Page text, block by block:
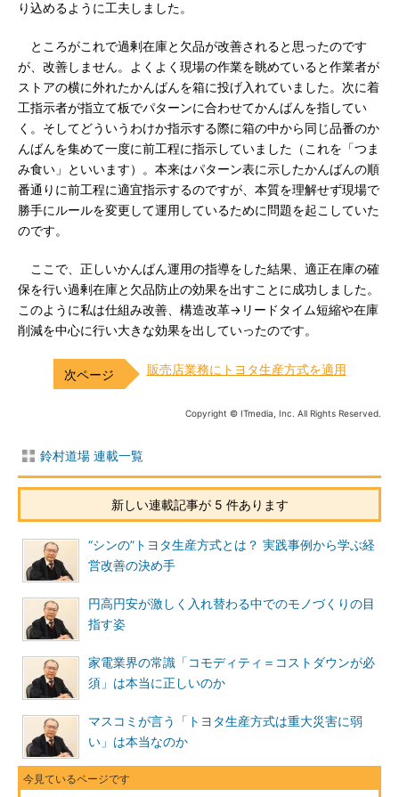
り込めるように工夫しました。
ところがこれで過剰在庫と欠品が改善されると思ったのです
が、改善しません。よくよく現場の作業を眺めていると作業者が
ストアの横に外れたかんばんを箱に投げ入れていました。次に着
工指示者が指立て板でパターンに合わせてかんばんを指してい
く。そしてどういうわけか指示する際に箱の中から同じ品番のか
んばんを集めて一度に前工程に指示していました（これを「つま
み食い」といいます）。本来はパターン表に示したかんばんの順
番通りに前工程に適宜指示するのですが、本質を理解せず現場で
勝手にルールを変更して運用しているために問題を起こしていた
のです。
ここで、正しいかんばん運用の指導をした結果、適正在庫の確
保を行い過剰在庫と欠品防止の効果を出すことに成功しました。
このように私は仕組み改善、構造改革→リードタイム短縮や在庫
削減を中心に行い大きな効果を出していったのです。
販売店業務にトヨタ生産方式を適用
Copyright © ITmedia, Inc. All Rights Reserved.
鈴村道場 連載一覧
新しい連載記事が 5 件あります
“シンの”トヨタ生産方式とは？ 実践事例から学ぶ経
営改善の決め手
円高円安が激しく入れ替わる中でのモノづくりの目
指す姿
家電業界の常識「コモディティ＝コストダウンが必
須」は本当に正しいのか
マスコミが言う「トヨタ生産方式は重大災害に弱
い」は本当なのか